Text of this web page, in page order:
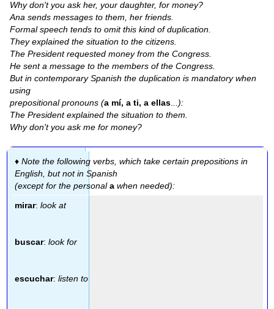
Why don't you ask her, your daughter, for money?
Ana sends messages to them, her friends.
Formal speech tends to omit this kind of duplication.
They explained the situation to the citizens.
The President requested money from the Congress.
He sent a message to the members of the Congress.
But in contemporary Spanish the duplication is mandatory when
using
prepositional pronouns (a mí, a ti, a ellas...):
The President explained the situation to them.
Why don't you ask me for money?
♦ Note the following verbs, which take certain prepositions in
English, but not in Spanish
(except for the personala when needed):
mirar:look at
buscar:look for
escuchar:listen to